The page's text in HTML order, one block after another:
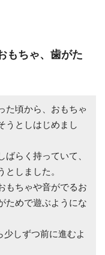
もちゃ、歯がた
た頃から、おもちゃ
うとしはじめまし
ばらく持っていて、
としました。
もちゃや音がでるお
ためで遊ぶようにな
少しずつ前に進むよ